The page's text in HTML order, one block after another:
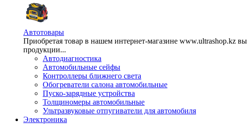
Автотовары
Приобретая товар в нашем интернет-магазине www.ultrashop.kz
продукции...
Автодиагностика
Автомобильные сейфы
Контроллеры ближнего света
Обогреватели салона автомобильные
Пуско-зарядные устройства
Толщиномеры автомобильные
Ультразвуковые отпугиватели для автомобиля
Электроника